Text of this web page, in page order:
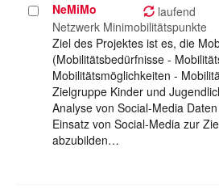
Projekt
auswählen
NeMiMo laufend
Netzwerk Minimobilitätspunkte
Ziel des Projektes ist es, die
(Mobilitätsbedürfnisse -
Mobilitätsmöglichkeiten -
Zielgruppe Kinder und
Analyse von Social-Media
Einsatz von Social-Media zur
abzubilden…